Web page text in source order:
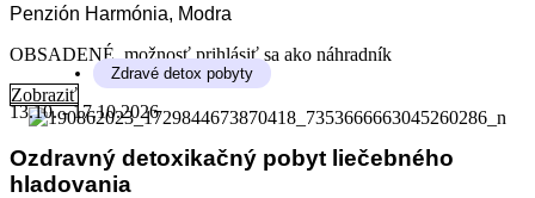
Penzión Harmónia, Modra
OBSADENÉ, možnosť prihlásiť sa ako náhradník
Zobraziť
Zdravé detox pobyty
13.10. - 17.10.2026
Ozdravný detoxikačný pobyt liečebného
hladovania